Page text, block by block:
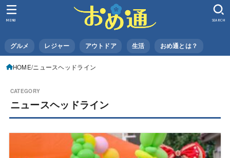
グルメ レジャー アウトドア 生活 おめ通とは？
SEARCH
MENU
HOME ニュースヘッドライン
ニュースヘッドライン